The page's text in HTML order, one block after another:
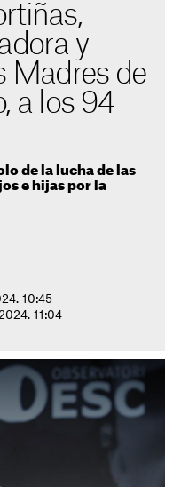
y
Madres de
a los 94
de la lucha de las
e hijas por la
10:45
11:04